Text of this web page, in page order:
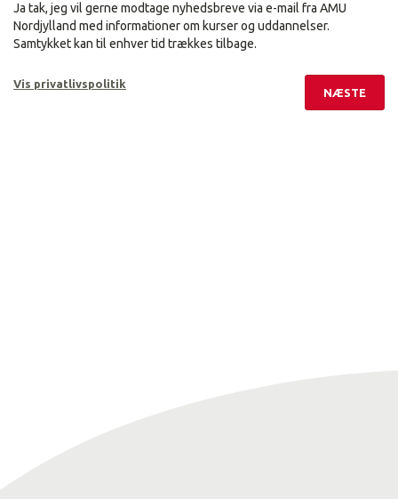
Ja tak, jeg vil gerne modtage nyhedsbreve via e-mail fra AMU
Nordjylland med informationer om kurser og uddannelser.
Samtykket kan til enhver tid trækkes tilbage.
Vis privatlivspolitik